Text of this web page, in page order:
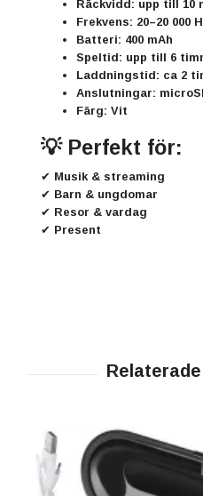
Räckvidd: upp till 10
Frekvens: 20–20 000
Batteri: 400 mAh
Speltid: upp till 6
Laddningstid: ca 2
Anslutningar:
Färg: Vit
💡 Perfekt för:
✔ Musik & streaming
✔ Barn & ungdomar
✔ Resor & vardag
✔ Present